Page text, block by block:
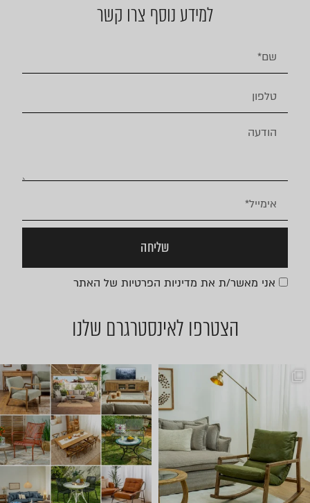
למידע נוסף צרו קשר
אני מאשר/ת את מדיניות הפרטיות של האתר
שליחה
הצטרפו לאינסטרגרם שלנו
שישי שמח אצלנו 🤩 באים להתח